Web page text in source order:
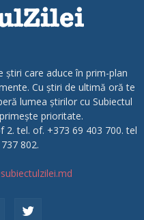
știri care aduce în prim-plan
Cu știri de ultimă oră te
lumea știrilor cu Subiectul
prioritate.
2. tel. of. +373 69 403 700. tel
802.